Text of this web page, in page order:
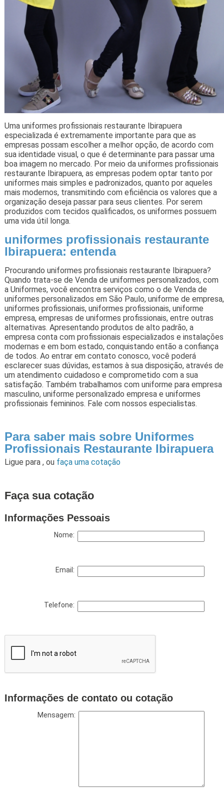
Uma uniformes profissionais restaurante Ibirapuera
especializada é extremamente importante para que as
empresas possam escolher a melhor opção, de acordo com
sua identidade visual, o que é determinante para passar uma
boa imagem no mercado. Por meio da uniformes profissionais
restaurante Ibirapuera, as empresas podem optar tanto por
uniformes mais simples e padronizados, quanto por aqueles
mais modernos, transmitindo com eficiência os valores que a
organização deseja passar para seus clientes. Por serem
produzidos com tecidos qualificados, os uniformes possuem
uma vida útil longa.
uniformes profissionais restaurante
Ibirapuera: entenda
Procurando uniformes profissionais restaurante Ibirapuera?
Quando trata-se de Venda de uniformes personalizados, com
a Uniformes, você encontra serviços como o de Venda de
uniformes personalizados em São Paulo, uniforme de empresa,
uniformes profissionais, uniformes profissionais, uniforme
empresa, empresas de uniformes profissionais, entre outras
alternativas. Apresentando produtos de alto padrão, a
empresa conta com profissionais especializados e instalações
modernas e em bom estado, conquistando então a confiança
de todos. Ao entrar em contato conosco, você poderá
esclarecer suas dúvidas, estamos à sua disposição, através de
um atendimento cuidadoso e comprometido com a sua
satisfação. Também trabalhamos com uniforme para empresa
masculino, uniforme personalizado empresa e uniformes
profissionais femininos. Fale com nossos especialistas.
Para saber mais sobre Uniformes
Profissionais Restaurante Ibirapuera
Ligue para , ou faça uma cotação
Faça sua cotação
Informações Pessoais
Nome:
Email:
Telefone:
Informações de contato ou cotação
Mensagem: